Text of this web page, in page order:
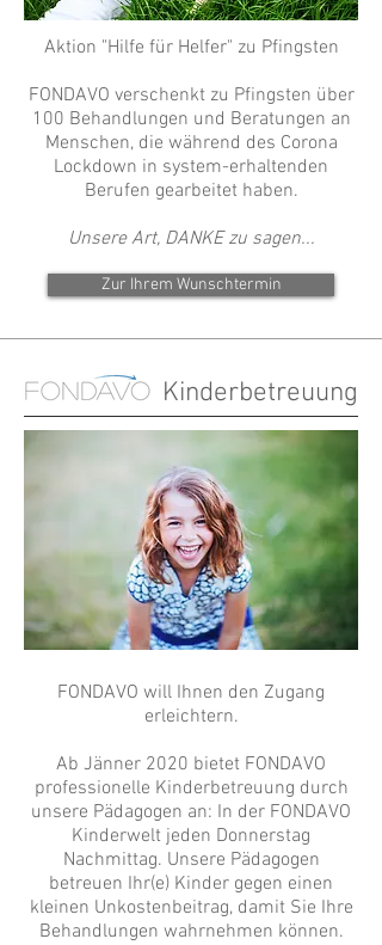
Aktion "Hilfe für Helfer" zu Pfingsten
FONDAVO verschenkt zu Pfingsten über
100 Behandlungen und Beratungen an
Menschen, die während des Corona
Lockdown in system-erhaltenden
Berufen gearbeitet haben.
Unsere Art, DANKE zu sagen...
Zur Ihrem Wunschtermin
FONDAVO will Ihnen den Zugang
erleichtern.
Ab Jänner 2020 bietet FONDAVO
professionelle Kinderbetreuung durch
unsere Pädagogen an: In der FONDAVO
Kinderwelt jeden Donnerstag
Nachmittag. Unsere Pädagogen
betreuen Ihr(e) Kinder gegen einen
kleinen Unkostenbeitrag, damit Sie Ihre
Behandlungen wahrnehmen können.
Kinderbetreuung